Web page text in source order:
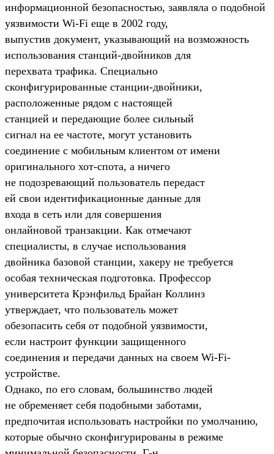
информационной безопасностью, заявляла о подобной
уязвимости Wi-Fi еще в 2002 году,
выпустив документ, указывающий на возможность
использования станций-двойников для
перехвата трафика. Специально
сконфигурированные станции-двойники,
расположенные рядом с настоящей
станцией и передающие более сильный
сигнал на ее частоте, могут установить
соединение с мобильным клиентом от имени
оригинального хот-спота, а ничего
не подозревающий пользователь передаст
ей свои идентификационные данные для
входа в сеть или для совершения
онлайновой транзакции. Как отмечают
специалисты, в случае использования
двойника базовой станции, хакеру не требуется
особая техническая подготовка. Профессор
университета Крэнфильд Брайан Коллинз
утверждает, что пользователь может
обезопасить себя от подобной уязвимости,
если настроит функции защищенного
соединения и передачи данных на своем Wi-Fi-
устройстве.
Однако, по его словам, большинство людей
не обременяет себя подобными заботами,
предпочитая использовать настройки по умолчанию,
которые обычно сконфигурированы в режиме